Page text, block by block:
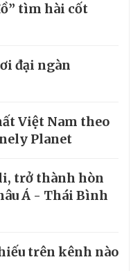
tìm hài cốt
đại ngàn
Việt Nam theo
Planet
trở thành hòn
Á - Thái Bình
trên kênh nào